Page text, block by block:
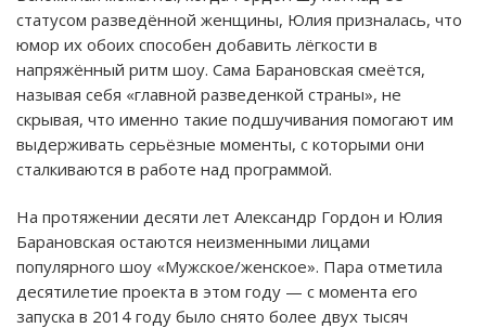
статусом разведённой женщины, Юлия призналась, что
юмор их обоих способен добавить лёгкости в
напряжённый ритм шоу. Сама Барановская смеётся,
называя себя «главной разведенкой страны», не
скрывая, что именно такие подшучивания помогают им
выдерживать серьёзные моменты, с которыми они
сталкиваются в работе над программой.
На протяжении десяти лет Александр Гордон и Юлия
Барановская остаются неизменными лицами
популярного шоу «Мужское/женское». Пара отметила
десятилетие проекта в этом году — с момента его
запуска в 2014 году было снято более двух тысяч